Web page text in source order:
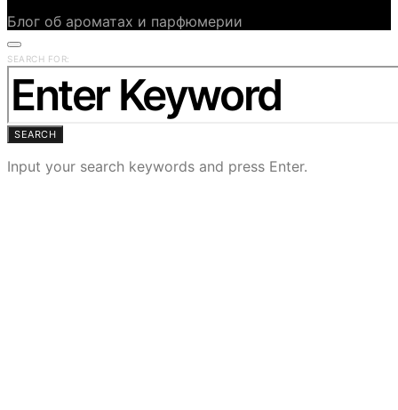
Блог об ароматах и парфюмерии
SEARCH FOR:
SEARCH
Input your search keywords and press Enter.